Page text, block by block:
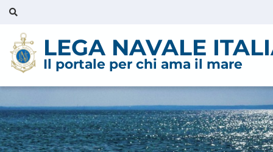
LEGA NAVALE
Il portale per chi ama il mare